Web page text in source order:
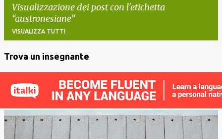
Visualizzazione dei post con l'etichetta
austronesiane
VISUALIZZA TUTTI
t
Trova un insegnante